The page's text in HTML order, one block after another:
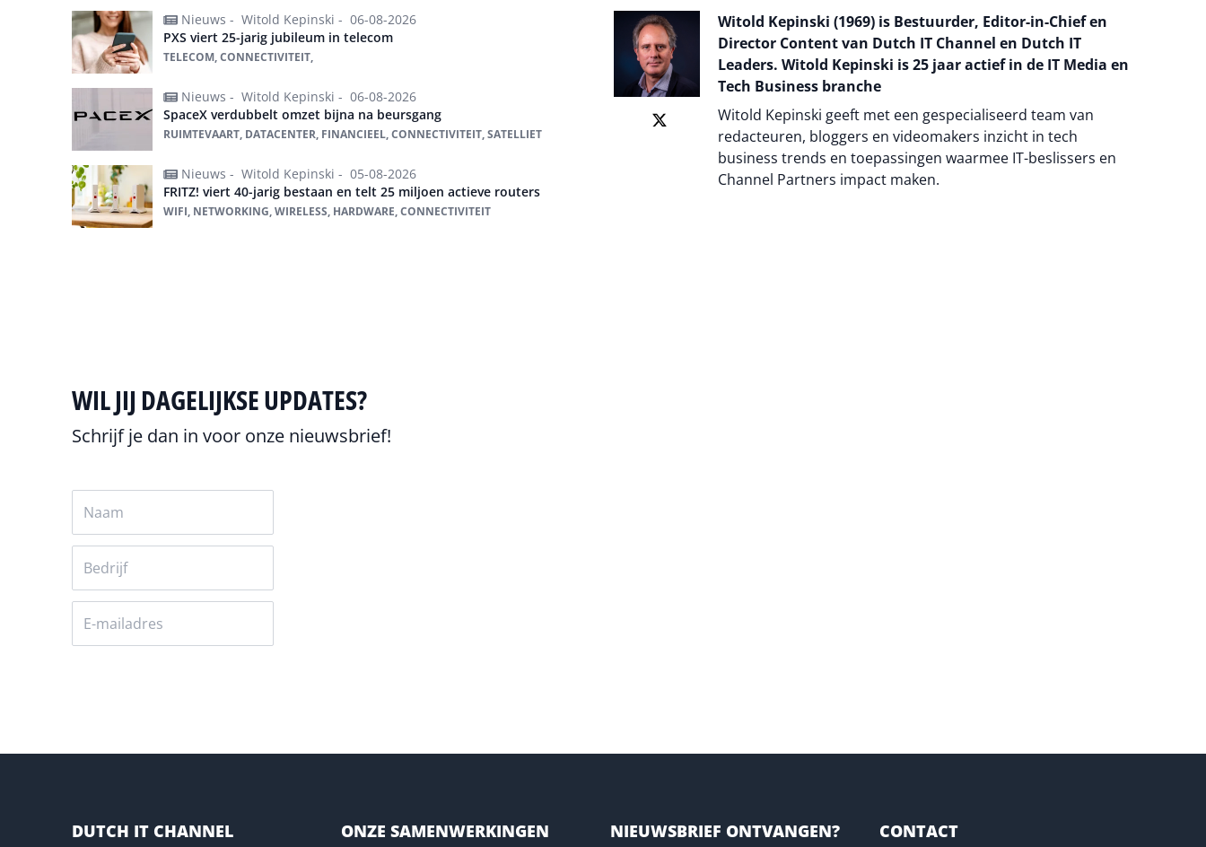
Nieuws - Witold Kepinski - 06-08-2026
PXS viert 25-jarig jubileum in telecom
TELECOM, CONNECTIVITEIT,
Nieuws - Witold Kepinski - 06-08-2026
SpaceX verdubbelt omzet bijna na beursgang
RUIMTEVAART, DATACENTER, FINANCIEEL, CONNECTIVITEIT, SATELLIET
Nieuws - Witold Kepinski - 05-08-2026
FRITZ! viert 40-jarig bestaan en telt 25 miljoen actieve routers
WIFI, NETWORKING, WIRELESS, HARDWARE, CONNECTIVITEIT
Witold Kepinski (1969) is Bestuurder, Editor-in-Chief en
Director Content van Dutch IT Channel en Dutch IT
Leaders. Witold Kepinski is 25 jaar actief in de IT Media en
Tech Business branche
Witold Kepinski geeft met een gespecialiseerd team van
redacteuren, bloggers en videomakers inzicht in tech
business trends en toepassingen waarmee IT-beslissers en
Channel Partners impact maken.
WIL JIJ DAGELIJKSE UPDATES?
Schrijf je dan in voor onze nieuwsbrief!
DUTCH IT CHANNEL ONZE SAMENWERKINGEN NIEUWSBRIEF ONTVANGEN? CONTACT